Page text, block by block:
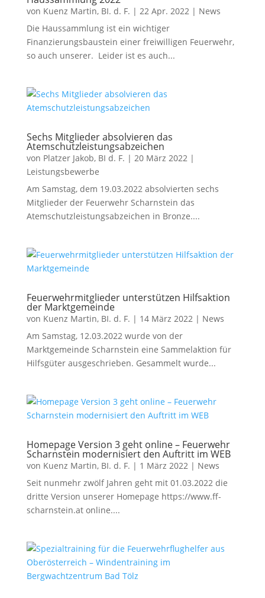
von Kuenz Martin, BI. d. F. | 22 Apr. 2022| News
Die Haussammlung ist ein wichtiger
Finanzierungsbaustein einer freiwilligen Feuerwehr,
so auch unserer. Leider ist es auch...
Sechs Mitglieder absolvieren das
Atemschutzleistungsabzeichen
von Platzer Jakob, BI d. F. | 20 März 2022|
Leistungsbewerbe
Am Samstag, dem 19.03.2022 absolvierten sechs
Mitglieder der Feuerwehr Scharnstein das
Atemschutzleistungsabzeichen in Bronze....
Feuerwehrmitglieder unterstützen Hilfsaktion
der Marktgemeinde
von Kuenz Martin, BI. d. F. | 14 März 2022| News
Am Samstag, 12.03.2022 wurde von der
Marktgemeinde Scharnstein eine Sammelaktion für
Hilfsgüter ausgeschrieben. Gesammelt wurde...
Homepage Version 3 geht online – Feuerwehr
Scharnstein modernisiert den Auftritt im WEB
von Kuenz Martin, BI. d. F. | 1 März 2022| News
Seit nunmehr zwölf Jahren geht mit 01.03.2022 die
dritte Version unserer Homepage https://www.ff-
scharnstein.at online....